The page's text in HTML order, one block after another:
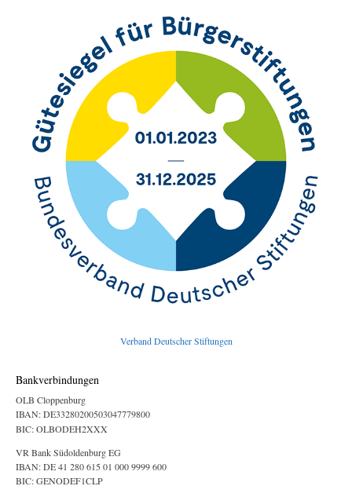
Verband Deutscher Stiftungen
Bankverbindungen
OLB Cloppenburg
IBAN: DE33280200503047779800
BIC: OLBODEH2XXX
VR Bank Südoldenburg EG
IBAN: DE 41 280 615 01 000 9999 600
BIC: GENODEF1CLP